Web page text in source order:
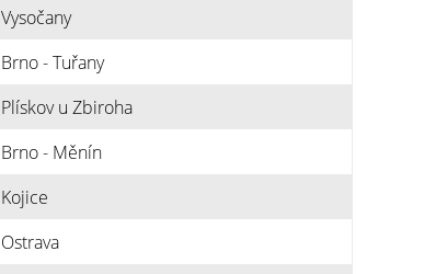
Vysočany
Brno - Tuřany
Plískov u Zbiroha
Brno - Měnín
Kojice
Ostrava